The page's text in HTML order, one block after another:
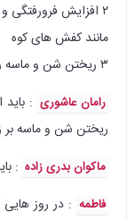
۲ افزایش فرورفتگی و برآمدگی کف کفش ها (عاج کفش )
مانند کفش های کوه
۳ ریختن شن و ماسه روی آسفالت خیابان ها هنگام بارش برف.
رامان عاشوری :
ریختن شن و ماسه بر
ماکوان بدری زاده :
فاطمه : در روز